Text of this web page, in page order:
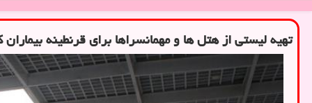
تهیه لیستی از هتل ها و مهمانسراها برای قرنطینه بیماران